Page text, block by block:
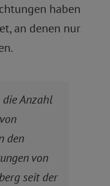
haben
an denen nur
Anzahl
den
von
seit der